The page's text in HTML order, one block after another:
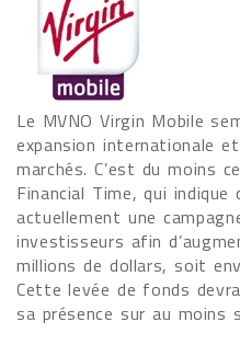
Le MVNO Virgin Mobile
expansion internationale
marchés. C’est du moins
Financial Time, qui indique
actuellement une
investisseurs afin
millions de dollars, soit
Cette levée de fonds
sa présence sur au moins